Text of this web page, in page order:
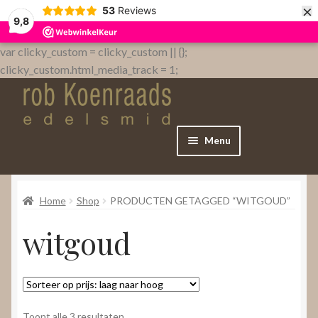
9,8
53 Reviews ×
var clicky_custom = clicky_custom || {};
clicky_custom.html_media_track = 1;
Menu
Home
Over
Contact
Home Shop PRODUCTEN GETAGGED “WITGOUD”
witgoud